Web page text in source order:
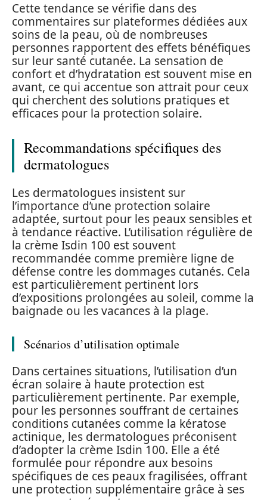
Cette tendance se vérifie dans des
commentaires sur plateformes dédiées aux
soins de la peau, où de nombreuses
personnes rapportent des effets bénéfiques
sur leur santé cutanée. La sensation de
confort et d’hydratation est souvent mise en
avant, ce qui accentue son attrait pour ceux
qui cherchent des solutions pratiques et
efficaces pour la protection solaire.
Recommandations spécifiques des
dermatologues
Les dermatologues insistent sur
l’importance d’une protection solaire
adaptée, surtout pour les peaux sensibles et
à tendance réactive. L’utilisation régulière de
la crème Isdin 100 est souvent
recommandée comme première ligne de
défense contre les dommages cutanés. Cela
est particulièrement pertinent lors
d’expositions prolongées au soleil, comme la
baignade ou les vacances à la plage.
Scénarios d’utilisation optimale
Dans certaines situations, l’utilisation d’un
écran solaire à haute protection est
particulièrement pertinente. Par exemple,
pour les personnes souffrant de certaines
conditions cutanées comme la kératose
actinique, les dermatologues préconisent
d’adopter la crème Isdin 100. Elle a été
formulée pour répondre aux besoins
spécifiques de ces peaux fragilisées, offrant
une protection supplémentaire grâce à ses